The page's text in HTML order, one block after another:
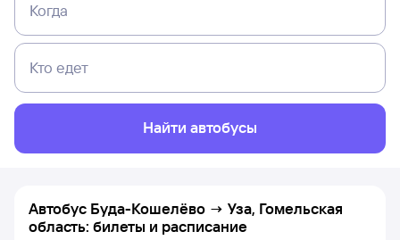
Когда
Кто едет
Найти автобусы
Автобус Буда-Кошелёво → Уза, Гомельская
область: билеты и расписание